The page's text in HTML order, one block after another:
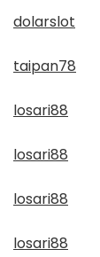
dolarslot
taipan78
losari88
losari88
losari88
losari88